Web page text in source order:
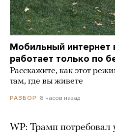
Мобильный интернет
работает только по
Расскажите, как этот
там, где вы живете
РАЗБОР 8 часов назад
WP: Трамп потребовал